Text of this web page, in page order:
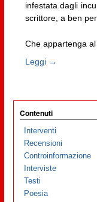
infestata dagli
scrittore, a ben
Che appartenga
Leggi →
Contenuti
Interventi
Recensioni
Controinformazione
Interviste
Testi
Poesia